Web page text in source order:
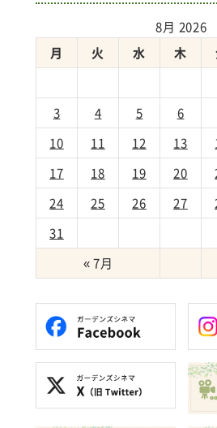
8月 2026
月
火 水 木
3
4 5 6
10
11 12 13
17
18 19 20
24
25 26 27
31
« 7月